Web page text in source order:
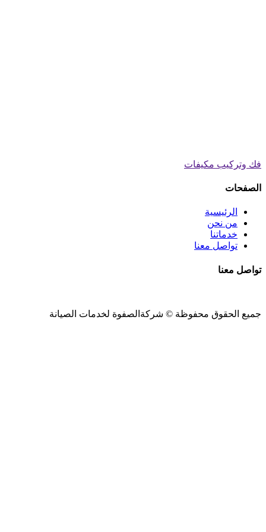
فك وتركيب مكيفات
الصفحات
الرئيسية
من نحن
خدماتنا
تواصل معنا
تواصل معنا
جميع الحقوق محفوظة © شركةالصفوة لخدمات الصيانة